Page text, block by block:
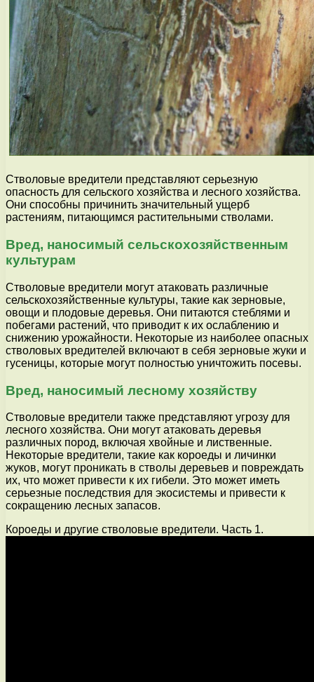
Стволовые вредители представляют серьезную
опасность для сельского хозяйства и лесного хозяйства.
Они способны причинить значительный ущерб
растениям, питающимся растительными стволами.
Вред, наносимый сельскохозяйственным
культурам
Стволовые вредители могут атаковать различные
сельскохозяйственные культуры, такие как зерновые,
овощи и плодовые деревья. Они питаются стеблями и
побегами растений, что приводит к их ослаблению и
снижению урожайности. Некоторые из наиболее опасных
стволовых вредителей включают в себя зерновые жуки и
гусеницы, которые могут полностью уничтожить посевы.
Вред, наносимый лесному хозяйству
Стволовые вредители также представляют угрозу для
лесного хозяйства. Они могут атаковать деревья
различных пород, включая хвойные и лиственные.
Некоторые вредители, такие как короеды и личинки
жуков, могут проникать в стволы деревьев и повреждать
их, что может привести к их гибели. Это может иметь
серьезные последствия для экосистемы и привести к
сокращению лесных запасов.
Короеды и другие стволовые вредители. Часть 1.